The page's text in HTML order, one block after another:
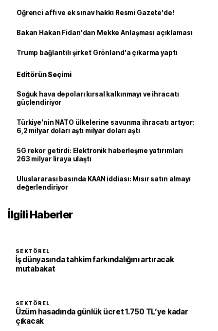
Öğrenci affı ve ek sınav hakkı Resmi Gazete'de!
Bakan Hakan Fidan'dan Mekke Anlaşması açıklaması
Trump bağlantılı şirket Grönland'a çıkarma yaptı
Editörün Seçimi
Soğuk hava depoları kırsal kalkınmayı ve ihracatı
güçlendiriyor
Türkiye'nin NATO ülkelerine savunma ihracatı artıyor:
6,2 milyar doları aştı milyar doları aştı
5G rekor getirdi: Elektronik haberleşme yatırımları
263 milyar liraya ulaştı
Uluslararası basında KAAN iddiası: Mısır satın almayı
değerlendiriyor
İlgili Haberler
SEKTÖREL
İş dünyasında tahkim farkındalığını artıracak
mutabakat
SEKTÖREL
Üzüm hasadında günlük ücret 1.750 TL’ye kadar
çıkacak